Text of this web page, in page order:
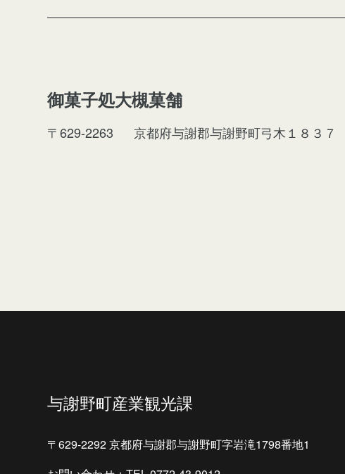
御菓子処大槻菓舗
〒629-2263 京都府与謝郡与謝野町弓木１８３７
与謝野町産業観光課
〒629-2292 京都府与謝郡与謝野町字岩滝1798番地1